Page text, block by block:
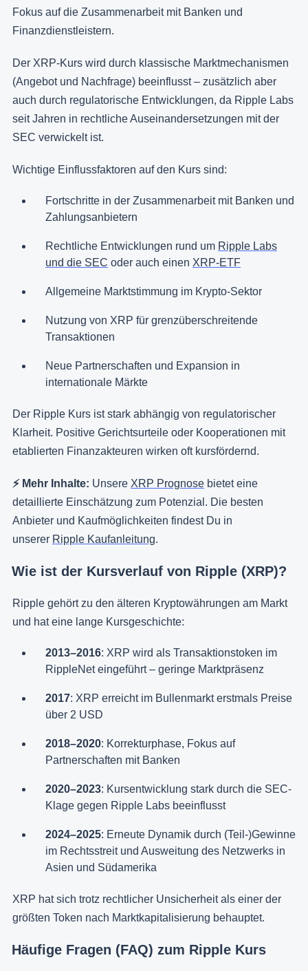
Fokus auf die Zusammenarbeit mit Banken und
Finanzdienstleistern.
Der XRP-Kurs wird durch klassische Marktmechanismen
(Angebot und Nachfrage) beeinflusst – zusätzlich aber
auch durch regulatorische Entwicklungen, da Ripple Labs
seit Jahren in rechtliche Auseinandersetzungen mit der
SEC verwickelt ist.
Wichtige Einflussfaktoren auf den Kurs sind:
Fortschritte in der Zusammenarbeit mit Banken und
Zahlungsanbietern
Rechtliche Entwicklungen rund um Ripple Labs
und die SEC oder auch einen XRP-ETF
Allgemeine Marktstimmung im Krypto-Sektor
Nutzung von XRP für grenzüberschreitende
Transaktionen
Neue Partnerschaften und Expansion in
internationale Märkte
Der Ripple Kurs ist stark abhängig von regulatorischer
Klarheit. Positive Gerichtsurteile oder Kooperationen mit
etablierten Finanzakteuren wirken oft kursfördernd.
⚡️ Mehr Inhalte: Unsere XRP Prognose bietet eine
detaillierte Einschätzung zum Potenzial. Die besten
Anbieter und Kaufmöglichkeiten findest Du in
unserer Ripple Kaufanleitung.
Wie ist der Kursverlauf von Ripple (XRP)?
Ripple gehört zu den älteren Kryptowährungen am Markt
und hat eine lange Kursgeschichte:
2013–2016: XRP wird als Transaktionstoken im
RippleNet eingeführt – geringe Marktpräsenz
2017: XRP erreicht im Bullenmarkt erstmals Preise
über 2 USD
2018–2020: Korrekturphase, Fokus auf
Partnerschaften mit Banken
2020–2023: Kursentwicklung stark durch die SEC-
Klage gegen Ripple Labs beeinflusst
2024–2025: Erneute Dynamik durch (Teil-)Gewinne
im Rechtsstreit und Ausweitung des Netzwerks in
Asien und Südamerika
XRP hat sich trotz rechtlicher Unsicherheit als einer der
größten Token nach Marktkapitalisierung behauptet.
Häufige Fragen (FAQ) zum Ripple Kurs